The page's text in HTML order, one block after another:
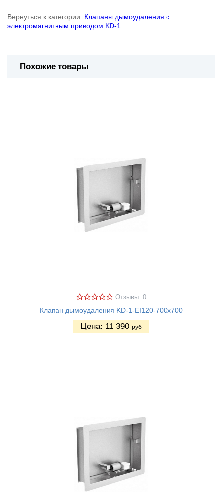
Вернуться к категории: Клапаны дымоудаления с
электромагнитным приводом KD-1
Похожие товары
Отзывы: 0
Клапан дымоудаления KD-1-EI120-700х700
Цена: 11 390 руб